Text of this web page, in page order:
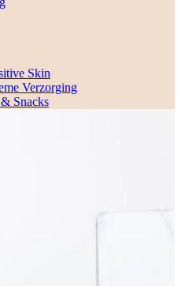
Skin
Verzorging
Snacks